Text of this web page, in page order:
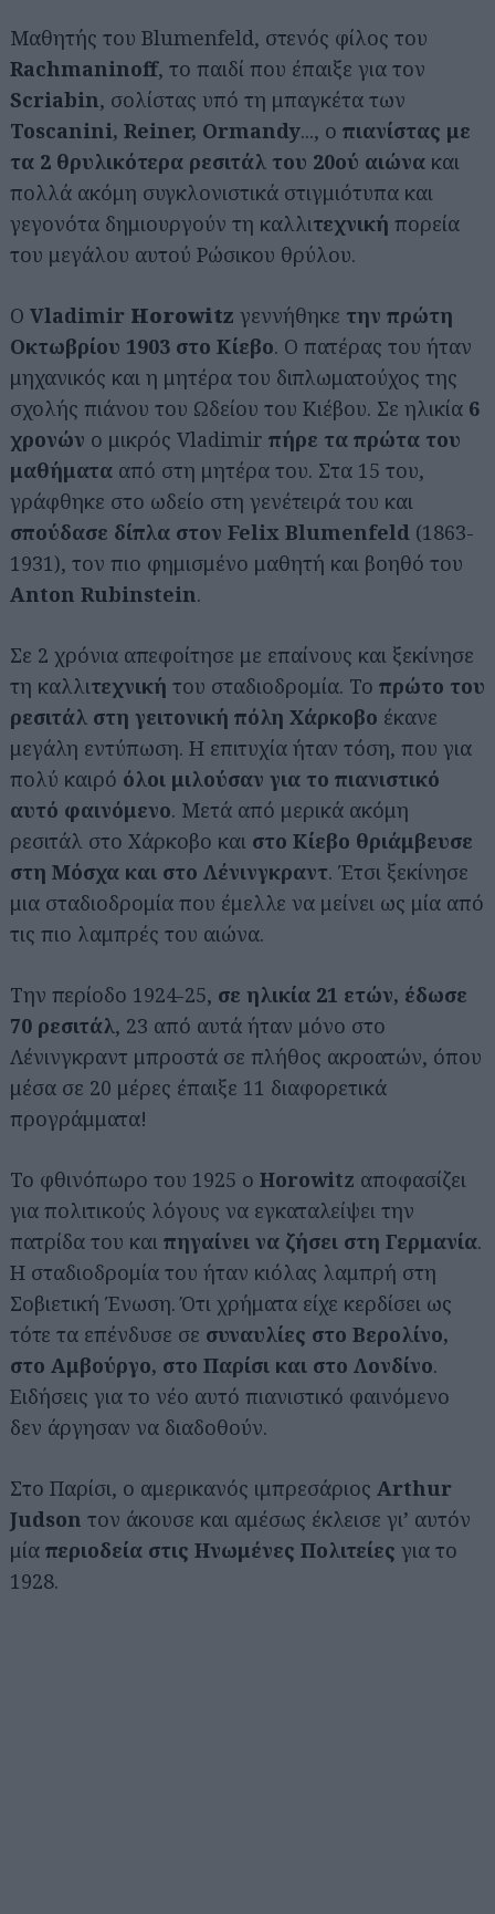
Μαθητής του Blumenfeld, στενός φίλος του
Rachmaninoff, το παιδί που έπαιξε για τον
Scriabin, σολίστας υπό τη μπαγκέτα των
Toscanini, Reiner, Ormandy..., ο πιανίστας με
τα 2 θρυλικότερα ρεσιτάλ του 20ού αιώνα και
πολλά ακόμη συγκλονιστικά στιγμιότυπα και
γεγονότα δημιουργούν τη καλλιτεχνική πορεία
του μεγάλου αυτού Ρώσικου θρύλου.
Ο Vladimir Horowitz γεννήθηκε την πρώτη
Οκτωβρίου 1903 στο Κίεβο. Ο πατέρας του ήταν
μηχανικός και η μητέρα του διπλωματούχος της
σχολής πιάνου του Ωδείου του Κιέβου. Σε ηλικία 6
χρονών ο μικρός Vladimir πήρε τα πρώτα του
μαθήματα από στη μητέρα του. Στα 15 του,
γράφθηκε στο ωδείο στη γενέτειρά του και
σπούδασε δίπλα στον Felix Blumenfeld (1863-
1931), τον πιο φημισμένο μαθητή και βοηθό του
Anton Rubinstein.
Σε 2 χρόνια απεφοίτησε με επαίνους και ξεκίνησε
τη καλλιτεχνική του σταδιοδρομία. Το πρώτο του
ρεσιτάλ στη γειτονική πόλη Χάρκοβο έκανε
μεγάλη εντύπωση. Η επιτυχία ήταν τόση, που για
πολύ καιρό όλοι μιλούσαν για το πιανιστικό
αυτό φαινόμενο. Μετά από μερικά ακόμη
ρεσιτάλ στο Χάρκοβο και στο Κίεβο θριάμβευσε
στη Μόσχα και στο Λένινγκραντ. Έτσι ξεκίνησε
μια σταδιοδρομία που έμελλε να μείνει ως μία από
τις πιο λαμπρές του αιώνα.
Την περίοδο 1924-25, σε ηλικία 21 ετών, έδωσε
70 ρεσιτάλ, 23 από αυτά ήταν μόνο στο
Λένινγκραντ μπροστά σε πλήθος ακροατών, όπου
μέσα σε 20 μέρες έπαιξε 11 διαφορετικά
προγράμματα!
Το φθινόπωρο του 1925 ο Horowitz αποφασίζει
για πολιτικούς λόγους να εγκαταλείψει την
πατρίδα του και πηγαίνει να ζήσει στη Γερμανία.
Η σταδιοδρομία του ήταν κιόλας λαμπρή στη
Σοβιετική Ένωση. Ότι χρήματα είχε κερδίσει ως
τότε τα επένδυσε σε συναυλίες στο Βερολίνο,
στο Αμβούργο, στο Παρίσι και στο Λονδίνο.
Ειδήσεις για το νέο αυτό πιανιστικό φαινόμενο
δεν άργησαν να διαδοθούν.
Στο Παρίσι, ο αμερικανός ιμπρεσάριος Arthur
Judson τον άκουσε και αμέσως έκλεισε γι’ αυτόν
μία περιοδεία στις Ηνωμένες Πολιτείες για το
1928.